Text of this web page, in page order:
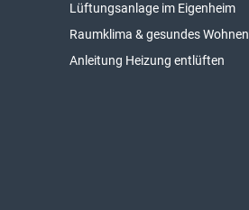
Lüftungsanlage im Eigenheim
Raumklima & gesundes Wohnen
Anleitung Heizung entlüften